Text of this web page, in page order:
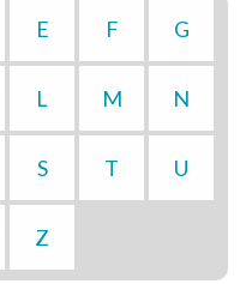
E F G
L M N
S T U
Z